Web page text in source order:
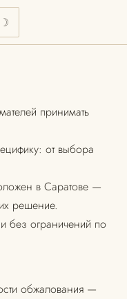
☽
принимать
от выбора
в Саратове —
решение.
без ограничений по
обжалования —